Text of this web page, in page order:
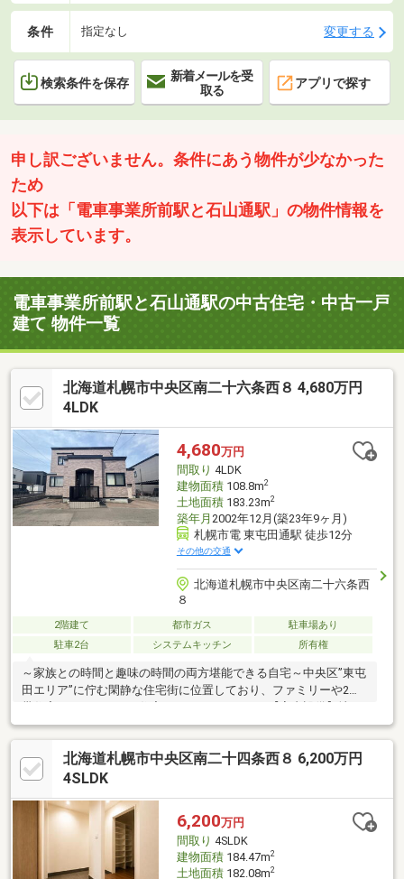
条件 指定なし 変更する
検索条件を保存
新着メールを受
取る
アプリで探す
申し訳ございません。条件にあう物件が少なかった
ため
以下は「電車事業所前駅と石山通駅」の物件情報を
表示しています。
電車事業所前駅と石山通駅の中古住宅・中古一戸
建て 物件一覧
北海道札幌市中央区南二十六条西８ 4,680万円
4LDK
4,680万円
間取り 4LDK
建物面積108.8m2
土地面積183.23m2
築年月 2002年12月(築23年9ヶ月)
札幌市電 東屯田通駅 徒歩12分
その他の交通
北海道札幌市中央区南二十六条西
８
2階建て 都市ガス
駐車場あり
駐車2台
システムキッチン 所有権
～家族との時間と趣味の時間の両方堪能できる自宅～中央区”東屯
田エリア”に佇む閑静な住宅街に位置しており、ファミリーや2世
帯住宅にもおすすめの住宅になっております。【室内設備】地下
室にゴルフ練習スペースがあり、秘密基地のような空間でご自身
の趣味を堪能できます。敷地内、駐車スペースはロードヒーティ
ング付き最大で3台駐車が可能です。（車種による）２Ｆにも、ト
イレや洗面台があり2世帯住宅としても利用可能です。【修繕履歴
（2023年頃）・屋根部分、ペンキ塗り替え済み（2023年頃）
北海道札幌市中央区南二十四条西８ 6,200万円
4SLDK
6,200万円
間取り 4SLDK
建物面積184.47m2
土地面積182.08m2